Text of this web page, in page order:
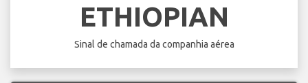
ETHIOPIAN
Sinal de chamada da companhia aérea